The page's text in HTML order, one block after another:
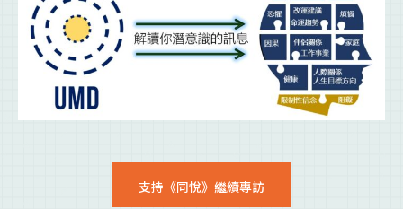
支持《同悅》繼續專訪